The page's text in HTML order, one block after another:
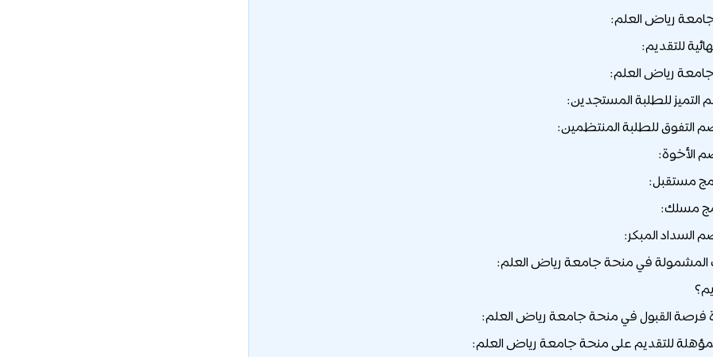
رياض العلم:
للتقديم:
رياض العلم:
في منحة جامعة رياض العلم:
فرصة القبول في منحة جامعة رياض العلم:
للتقديم على منحة جامعة رياض العلم: